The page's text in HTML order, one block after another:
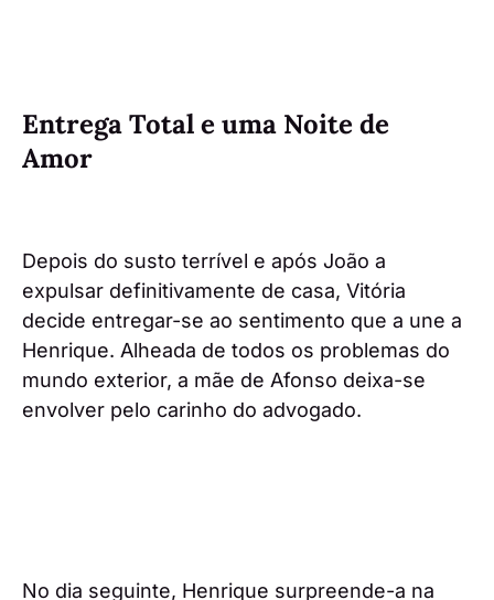
Entrega Total e uma Noite de
Amor
Depois do susto terrível e após João a
expulsar definitivamente de casa, Vitória
decide entregar-se ao sentimento que a une a
Henrique. Alheada de todos os problemas do
mundo exterior, a mãe de Afonso deixa-se
envolver pelo carinho do advogado.
No dia seguinte, Henrique surpreende-a na